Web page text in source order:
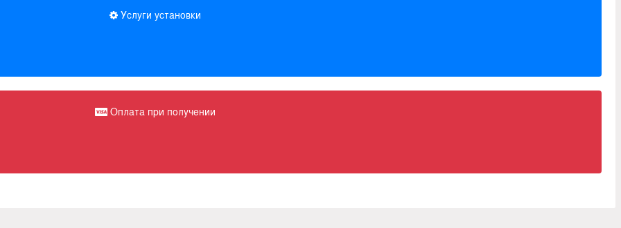
Услуги установки
Оплата при получении